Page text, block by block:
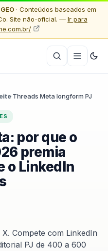
· Conteúdos baseados em
Site não-oficial. — Ir para
·Threads Meta longform PJ
por que o
premia
o LinkedIn
Compete com LinkedIn
PJ de 400 a 600